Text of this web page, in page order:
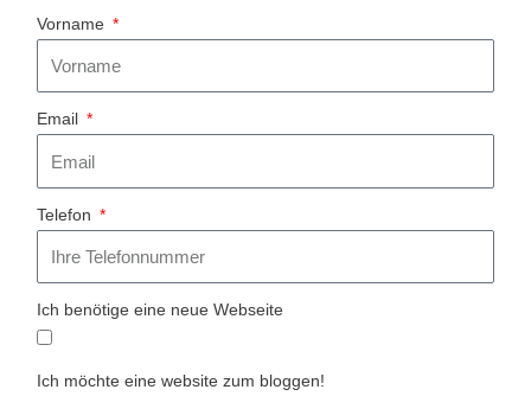
Vorname
Email
Telefon
Ich benötige eine neue Webseite
Ich möchte eine website zum bloggen!